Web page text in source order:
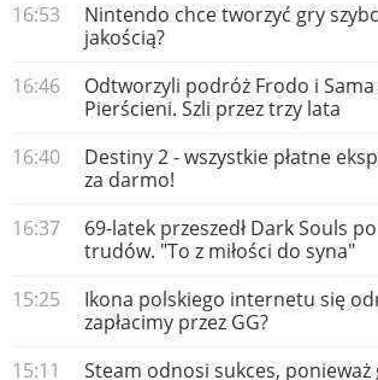
16:53
Nintendo chce tworzyć gry
jakością?
16:46
Odtworzyli podróż Frodo i Sama
Pierścieni. Szli przez trzy lata
16:40
Destiny 2 - wszystkie płatne
za darmo!
16:37
69-latek przeszedł Dark Souls
trudów. "To z miłości do syna"
15:25
Ikona polskiego internetu się
zapłacimy przez GG?
15:11
Steam odnosi sukces, ponieważ